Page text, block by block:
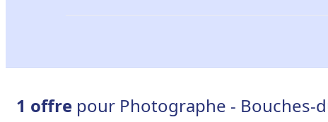
1 offre pour Photographe - Bouches-